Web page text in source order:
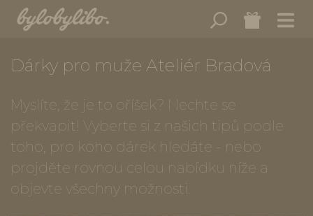
Dárky pro muže Ateliér Bradová
Myslíte, že je to oříšek? Nechte se
překvapit! Vyberte si z našich tipů podle
toho, pro koho dárek hledáte - nebo
projděte rovnou celou nabídku níže a
objevte všechny možnosti.